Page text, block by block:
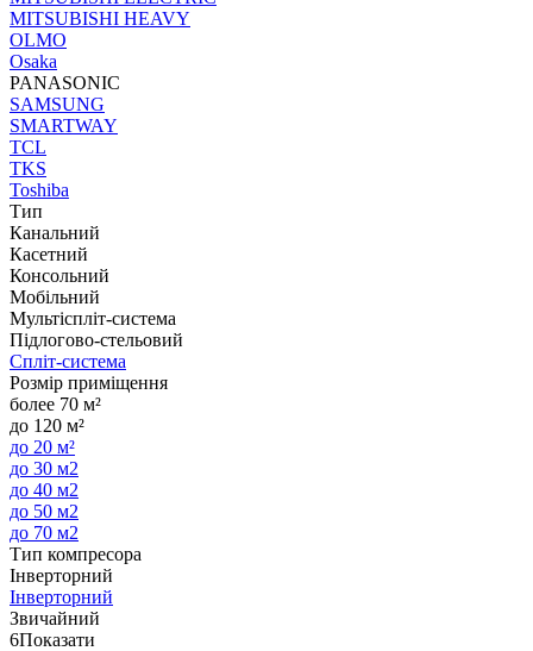
MITSUBISHI HEAVY
OLMO
Osaka
PANASONIC
SAMSUNG
SMARTWAY
TCL
TKS
Toshiba
Тип
Канальний
Касетний
Консольний
Мобільний
Мультіспліт-система
Підлогово-стельовий
Спліт-система
Розмір приміщення
более 70 м²
до 120 м²
до 20 м²
до 30 м2
до 40 м2
до 50 м2
до 70 м2
Тип компресора
Інверторний
Інверторний
Звичайний
6Показати